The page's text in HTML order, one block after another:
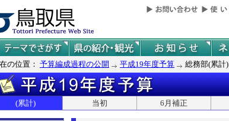
の位置： 予算編成過程の公開 平成19年度予算 総務部(累計)
(累計) 当初 6月補正